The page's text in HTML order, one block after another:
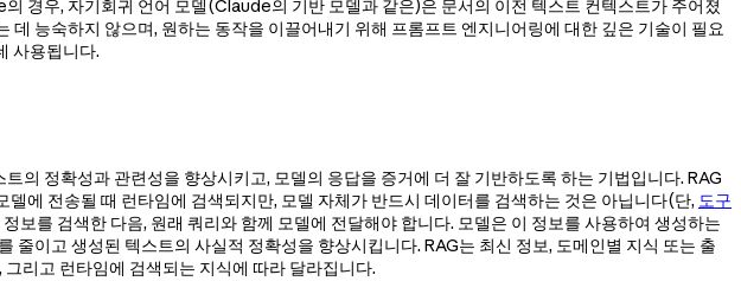
경우, 자기회귀 언어 모델(Claude의 기반 모델과 같은)은 문서의 이전 텍스트 컨텍스트가 주어졌
능숙하지 않으며, 원하는 동작을 이끌어내기 위해 프롬프트 엔지니어링에 대한 깊은 기술이 필요
사용됩니다.
정확성과 관련성을 향상시키고, 모델의 응답을 증거에 더 잘 기반하도록 하는 기법입니다. RAG
에 전송될 때 런타임에 검색되지만, 모델 자체가 반드시 데이터를 검색하는 것은 아닙니다(단, 도구
를 검색한 다음, 원래 쿼리와 함께 모델에 전달해야 합니다. 모델은 이 정보를 사용하여 생성하는
이고 생성된 텍스트의 사실적 정확성을 향상시킵니다. RAG는 최신 정보, 도메인별 지식 또는 출
리고 런타임에 검색되는 지식에 따라 달라집니다.